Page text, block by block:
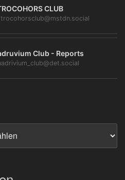
CLUB
Club - Reports